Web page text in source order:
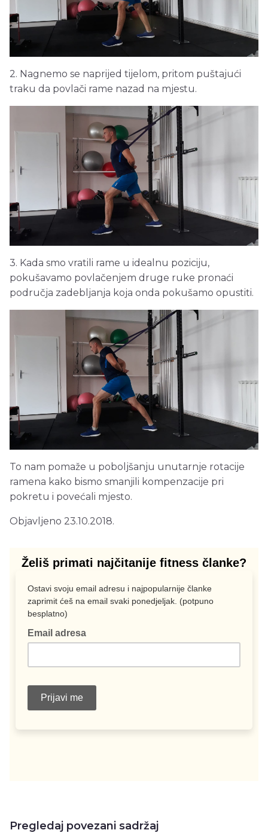
2. Nagnemo se naprijed tijelom, pritom puštajući
traku da povlači rame nazad na mjestu.
3. Kada smo vratili rame u idealnu poziciju,
pokušavamo povlačenjem druge ruke pronaći
područja zadebljanja koja onda pokušamo opustiti.
To nam pomaže u poboljšanju unutarnje rotacije
ramena kako bismo smanjili kompenzacije pri
pokretu i povećali mjesto.
Objavljeno 23.10.2018.
Pregledaj povezani sadržaj